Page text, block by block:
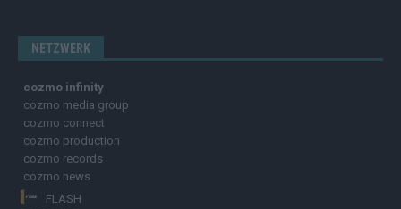
NETZWERK
cozmo infinity
cozmo media group
cozmo connect
cozmo production
cozmo records
cozmo news
FLASH